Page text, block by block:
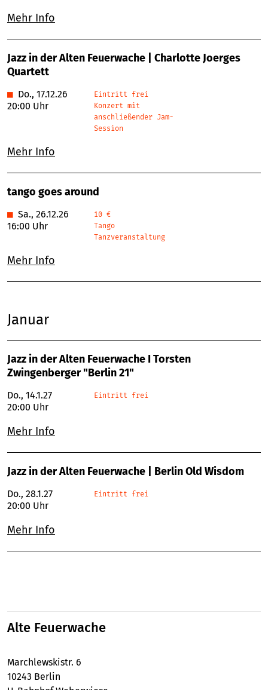
Mehr Info
Jazz in der Alten Feuerwache | Charlotte Joerges
Quartett
■ Do., 17.12.26
20:00 Uhr
Eintritt frei
Konzert mit
anschließender Jam-
Session
Mehr Info
tango goes around
■ Sa., 26.12.26
16:00 Uhr
10 €
Tango
Tanzveranstaltung
Mehr Info
Januar
Jazz in der Alten Feuerwache I Torsten
Zwingenberger "Berlin 21"
Do., 14.1.27
20:00 Uhr
Eintritt frei
Mehr Info
Jazz in der Alten Feuerwache | Berlin Old Wisdom
Do., 28.1.27
20:00 Uhr
Eintritt frei
Mehr Info
Alte Feuerwache
Marchlewskistr. 6
10243 Berlin